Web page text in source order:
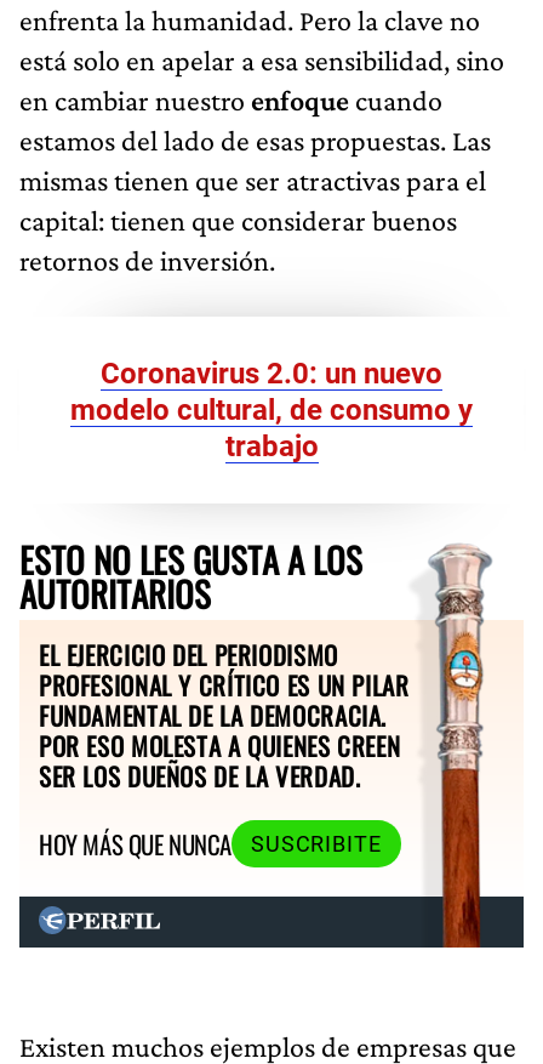
enfrenta la humanidad. Pero la clave no
está solo en apelar a esa sensibilidad, sino
en cambiar nuestro enfoque cuando
estamos del lado de esas propuestas. Las
mismas tienen que ser atractivas para el
capital: tienen que considerar buenos
retornos de inversión.
Coronavirus 2.0: un nuevo
modelo cultural, de consumo y
trabajo
ESTO NO LES GUSTA A LOS
AUTORITARIOS
EL EJERCICIO DEL PERIODISMO
PROFESIONAL Y CRÍTICO ES UN PILAR
FUNDAMENTAL DE LA DEMOCRACIA.
POR ESO MOLESTA A QUIENES CREEN
SER LOS DUEÑOS DE LA VERDAD.
HOY MÁS QUE NUNCA
SUSCRIBITE
Existen muchos ejemplos de empresas que